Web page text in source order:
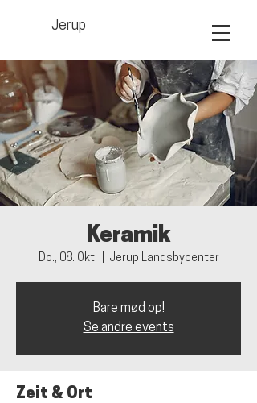
Jerup
Keramik
Do., 08. Okt. Jerup Landsbycenter
Bare mød op!
Se andre events
Zeit & Ort